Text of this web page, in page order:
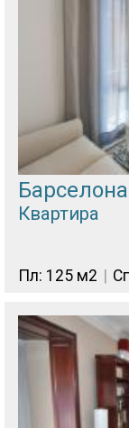
Барселона
Квартира
Пл: 125 м2